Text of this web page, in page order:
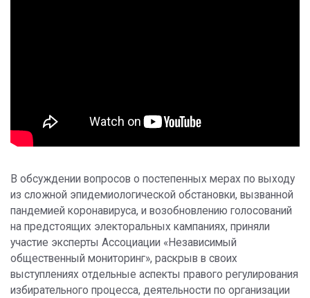
В обсуждении вопросов о постепенных мерах по выходу
из сложной эпидемиологической обстановки, вызванной
пандемией коронавируса, и возобновлению голосований
на предстоящих электоральных кампаниях, приняли
участие эксперты Ассоциации «Независимый
общественный мониторинг», раскрыв в своих
выступлениях отдельные аспекты правого регулирования
избирательного процесса, деятельности по организации